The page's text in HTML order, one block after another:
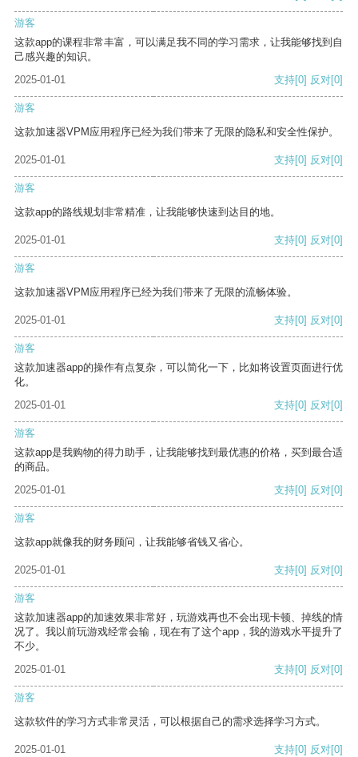
游客
这款app的课程非常丰富，可以满足我不同的学习需求，让我能够找到自
己感兴趣的知识。
2025-01-01
支持[0] 反对[0]
游客
这款加速器VPM应用程序已经为我们带来了无限的隐私和安全性保护。
2025-01-01 支持[0] 反对[0]
游客
这款app的路线规划非常精准，让我能够快速到达目的地。
2025-01-01 支持[0] 反对[0]
游客
这款加速器VPM应用程序已经为我们带来了无限的流畅体验。
2025-01-01 支持[0] 反对[0]
游客
这款加速器app的操作有点复杂，可以简化一下，比如将设置页面进行优
化。
2025-01-01
支持[0] 反对[0]
游客
这款app是我购物的得力助手，让我能够找到最优惠的价格，买到最合适
的商品。
2025-01-01
支持[0] 反对[0]
游客
这款app就像我的财务顾问，让我能够省钱又省心。
2025-01-01 支持[0] 反对[0]
游客
这款加速器app的加速效果非常好，玩游戏再也不会出现卡顿、掉线的情
况了。我以前玩游戏经常会输，现在有了这个app，我的游戏水平提升了
不少。
2025-01-01
支持[0] 反对[0]
游客
这款软件的学习方式非常灵活，可以根据自己的需求选择学习方式。
2025-01-01 支持[0] 反对[0]